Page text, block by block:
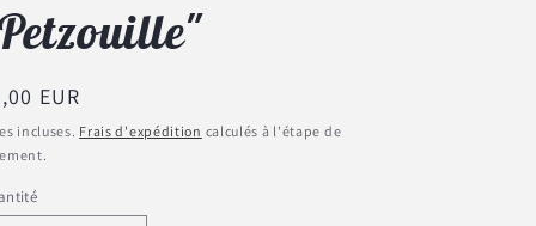
i
o
n
EUR
incluses. Frais d'expédition calculés à l'étape de